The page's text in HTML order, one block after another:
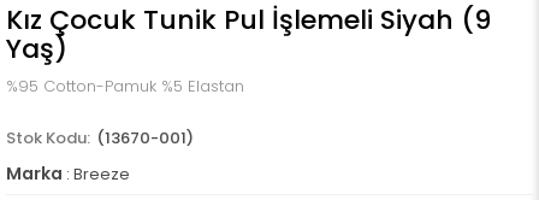
Kız Çocuk Tunik Pul İşlemeli Siyah (9
Yaş)
%95 Cotton-Pamuk %5 Elastan
(13670-001)
Marka : Breeze